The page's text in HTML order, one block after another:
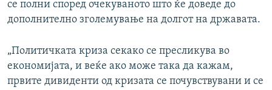
се полни според очекуваното што ќе доведе до
дополнително зголемување на долгот на државата.
„Политичката криза секако се пресликува во
економијата, и веќе ако може така да кажам,
првите дивиденти од кризата се почувствувани и се